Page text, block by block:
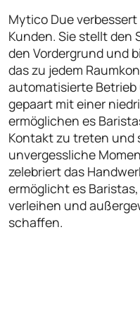
Mytico Due
Kunden. Sie stellt den
den Vordergrund und
das zu jedem
automatisierte
gepaart mit einer
ermöglichen es
Kontakt zu treten und
unvergessliche
zelebriert das
ermöglicht es
verleihen und
schaffen.